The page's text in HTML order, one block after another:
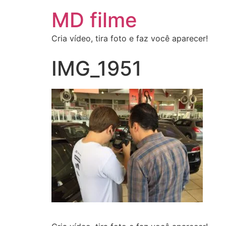
MD filme
Cria vídeo, tira foto e faz você aparecer!
IMG_1951